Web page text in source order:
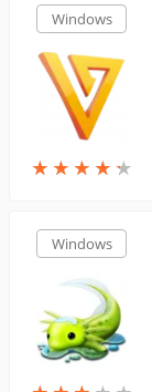
Windows
★ ★ ★ ★ ★
★ ★ ★ ★ ★
Windows